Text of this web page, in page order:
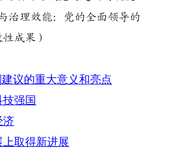
治理效能：党的全面领导的
成果）
议的重大意义和亮点
强国
济
上取得新进展